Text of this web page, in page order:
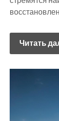
Читать